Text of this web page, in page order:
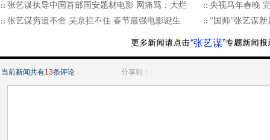
张艺谋执导中国首部国安题材电影 网痛骂：大烂
央视马年春晚
张艺谋穷追不舍 吴京拦不住 春节最强电影诞生
“国师”张艺谋
“张艺谋”
当前新闻共有13条评论 分享到：